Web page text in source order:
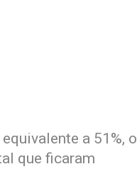
a 51%, o
que ficaram